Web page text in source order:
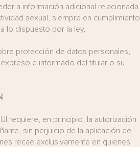
a información adicional relacionada
sexual, siempre en cumplimiento
lo dispuesto por la ley.
protección de datos personales,
e informado del titular o su
requiere, en principio, la autorización
sin perjuicio de la aplicación de
recae exclusivamente en quienes